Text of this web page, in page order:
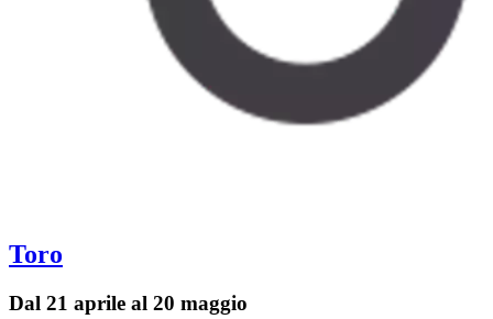
Toro
Dal 21 aprile al 20 maggio